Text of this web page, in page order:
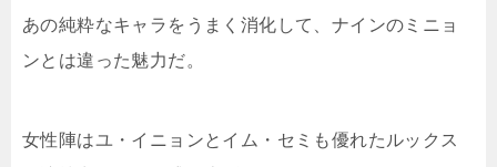
あの純粋なキャラをうまく消化して、ナインのミニョ
ンとは違った魅力だ。
女性陣はユ・イニョンとイム・セミも優れたルックス